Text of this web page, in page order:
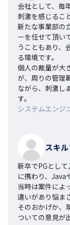
会社として、毎
刺激を感じるこ
新たな事業部の
ーを任せて頂い
うこともあり、
る環境です。
個人の裁量が大
が、周りの管理
ながら、刺激し
す。
システムエンジ
スキ
新卒でPGとし
に携わり、Java
当時は案件によ
違いがあり悩ま
そのおかげか、
ついての意見が